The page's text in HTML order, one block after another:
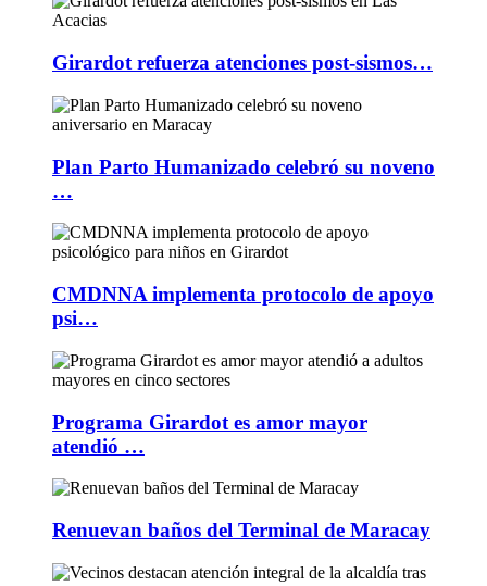
Girardot refuerza atenciones post-sismos…
Plan Parto Humanizado celebró su noveno
…
CMDNNA implementa protocolo de apoyo
psi…
Programa Girardot es amor mayor
atendió …
Renuevan baños del Terminal de Maracay